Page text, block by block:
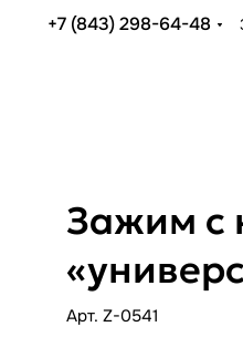
+7 (843) 298-64-48
Зажим с
Арт. Z-0541